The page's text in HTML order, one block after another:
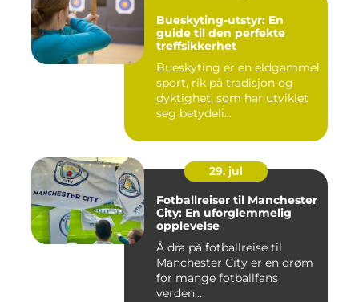
Bueskyting-utstyr: En
guide til den perfekte
treffsikkerhet
Bueskyting er en eldgammel
sport, rik på tradisjon og
dyktighet, som har utviklet
seg betydeli...
29. jul
Fotballreiser til Manchester
City: En uforglemmelig
opplevelse
Å dra på fotballreise til
Manchester City er en drøm
for mange fotballfans
verden...